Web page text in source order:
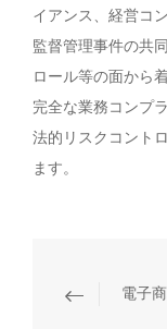
イアンス、経営コ
監督管理事件の共
ロール等の面から
完全な業務コンプ
法的リスクコント
ます。
電子商